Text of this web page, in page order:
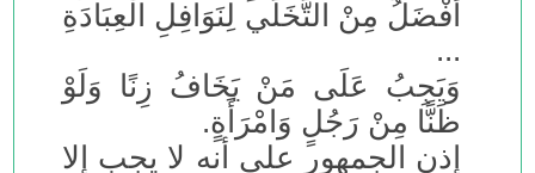
أَفْضَلُ مِنْ التَّخَلِّي لِنَوَافِلِ الْعِبَادَةِ
...
وَيَجِبُ عَلَى مَنْ يَخَافُ زِنًا وَلَوْ
ظَنًّا مِنْ رَجُلٍ وَامْرَأَةٍ.
إذن الجمهور على أنه لا يجب إلا